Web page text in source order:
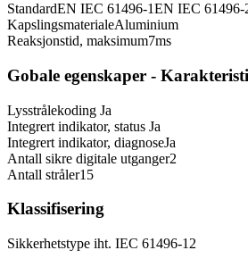
StandardEN IEC 61496-1EN IEC 61496-
KapslingsmaterialeAluminium
Reaksjonstid, maksimum7ms
Gobale egenskaper -
Lysstrålekoding Ja
Integrert indikator, status Ja
Integrert indikator, diagnoseJa
Antall sikre digitale utganger2
Antall stråler15
Klassifisering
Sikkerhetstype iht. IEC 61496-1 2